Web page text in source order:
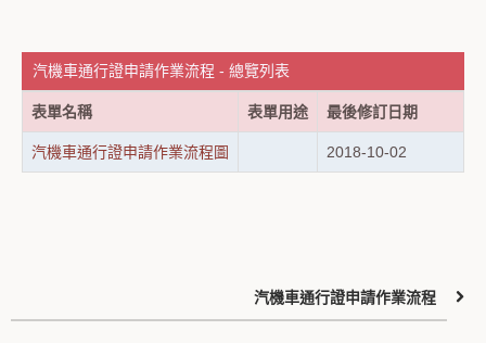
汽機車通行證申請作業流程 - 總覽列表
表單名稱 表單用途 最後修訂日期
汽機車通行證申請作業流程圖 2018-10-02
汽機車通行證申請作業流程